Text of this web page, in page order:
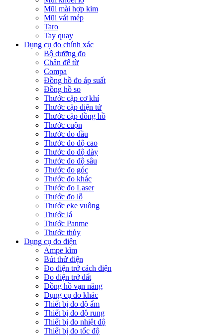
Mũi mài hợp kim
Mũi vát mép
Taro
Tay quay
Dụng cụ đo chính xác
Bộ dưỡng đo
Chân đế từ
Compa
Đồng hồ đo áp suất
Đồng hồ so
Thước cặp cơ khí
Thước cặp điện tử
Thước cặp đồng hồ
Thước cuộn
Thước đo dầu
Thước đo độ cao
Thước đo độ dày
Thước đo độ sâu
Thước đo góc
Thước đo khác
Thước đo Laser
Thước đo lỗ
Thước eke vuông
Thước lá
Thước Panme
Thước thủy
Dụng cụ đo điện
Ampe kìm
Bút thử điện
Đo điện trở cách điện
Đo điện trở đất
Đồng hồ vạn năng
Dụng cụ đo khác
Thiết bị đo độ ẩm
Thiết bị đo độ rung
Thiết bị đo nhiệt độ
Thiết bị đo tốc độ